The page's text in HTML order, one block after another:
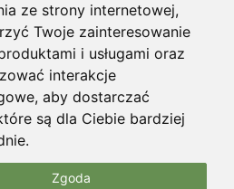
ze strony internetowej,
Twoje zainteresowanie
i usługami oraz
interakcje
, aby dostarczać
są dla Ciebie bardziej
.
Zgoda
prawa zastrzeżone. Designed by
interactive